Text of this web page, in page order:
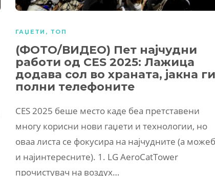
ГАЏЕТИ , ТОП
(ФОТО/ВИДЕО) Пет најчудни
работи од CES 2025: Лажица
додава сол во храната, јакна ги
полни телефоните
CES 2025 беше место каде беа претставени
многу корисни нови гаџети и технологии, но
оваа листа се фокусира на најчудните (а
и најинтересните). 1. LG AeroCatTower
прочистувач на воздух…